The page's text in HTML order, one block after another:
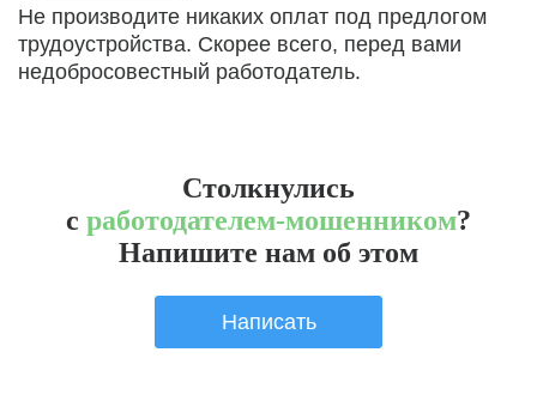
Не производите никаких оплат под предлогом
трудоустройства. Скорее всего, перед вами
недобросовестный работодатель.
Столкнулись
с работодателем-мошенником?
Напишите нам об этом
Написать